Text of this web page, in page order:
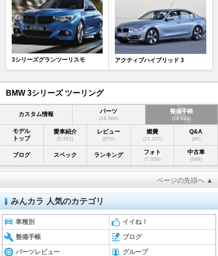
3シリーズグランツーリスモ アクティブハイブリッド 3
BMW 3シリーズ ツーリング
カスタム情報 パーツ
(19,960)
整備手帳
(14,624)
モデル
トップ
愛車紹介
(5,351)
レビュー
(870)
燃費
(21,327)
Q&A
(80)
ブログ スペック ランキング フォト
(7,059)
中古車
(599)
ページの先頭へ ▲
みんカラ 人気のカテゴリ
車種別 イイね！
整備手帳 ブログ
パーツレビュー グループ